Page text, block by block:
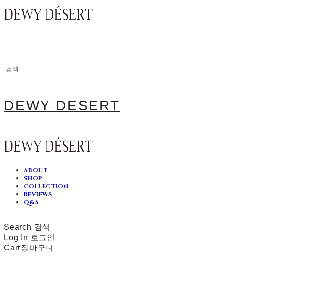
DEWY DESERT
ABOUT
SHOP
COLLECTION
REVIEWS
Q&A
Search 검색
Log In 로그인
Cart장바구니